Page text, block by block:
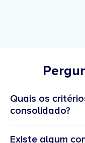
Quais os
consolidado?
Existe algum